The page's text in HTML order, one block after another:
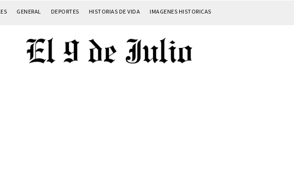
GENERAL DEPORTES HISTORIAS DE VIDA IMAGENES HISTORICAS